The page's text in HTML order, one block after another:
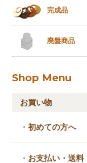
完成品
廃盤商品
Shop Menu
お買い物
・初めての方へ
・ お支払い・送料